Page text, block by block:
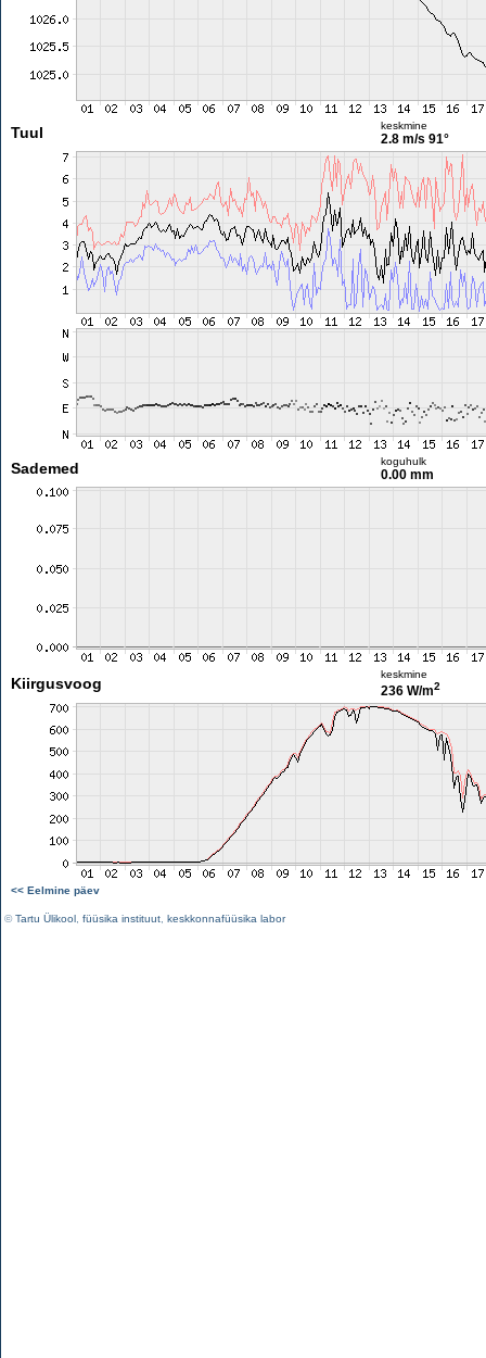
Tuul keskmine
2.8 m/s 91°
Sademed koguhulk
0.00 mm
Kiirgusvoog
keskmine
236 W/m2
<< Eelmine päev
©Tartu Ülikool füüsika instituut keskkonnafüüsika labor